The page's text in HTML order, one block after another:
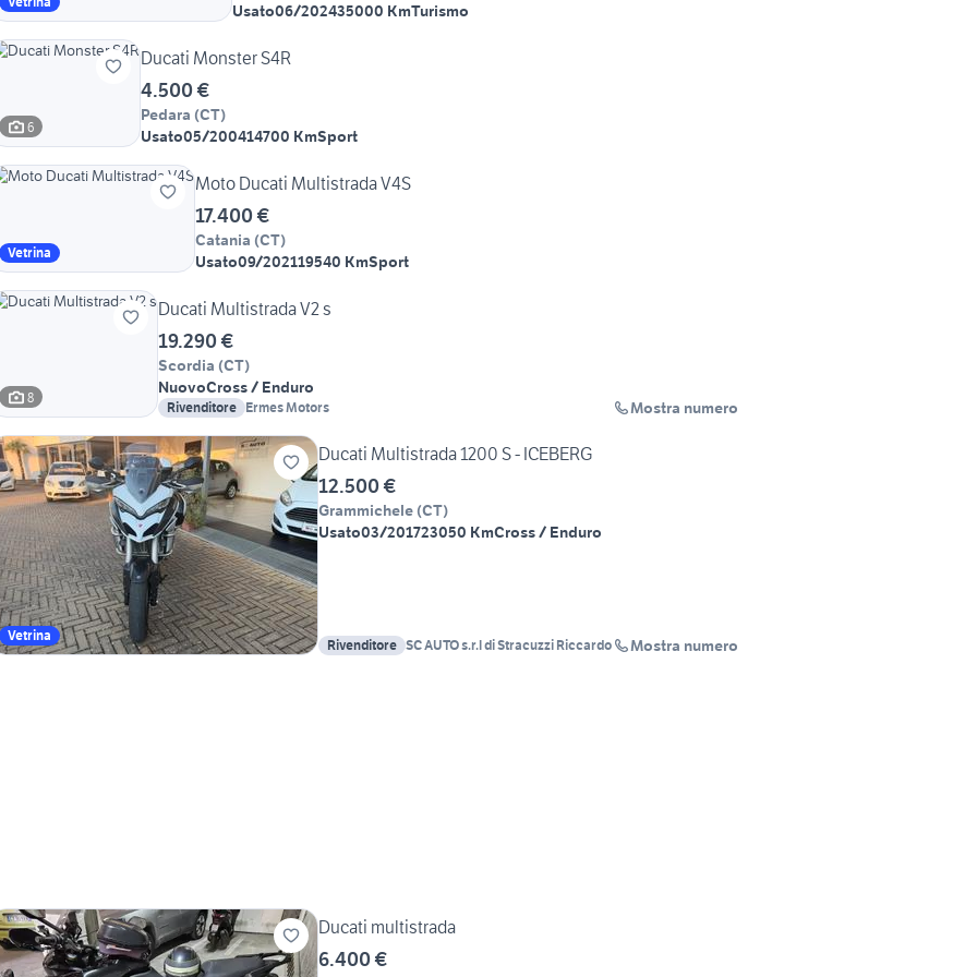
Usato06/202435000 KmTurismo
6
Ducati Monster S4R
4.500 €
Pedara (CT)
Usato05/200414700 KmSport
Vetrina
Moto Ducati Multistrada V4S
17.400 €
Catania (CT)
Usato09/202119540 KmSport
8
Ducati Multistrada V2 s
19.290 €
Scordia (CT)
NuovoCross / Enduro
Rivenditore Ermes Motors Mostra numero
Vetrina
Ducati Multistrada 1200 S - ICEBERG
12.500 €
Grammichele (CT)
Usato03/201723050 KmCross / Enduro
Rivenditore SC AUTO s.r.l di Stracuzzi Riccardo Mostra numero
Ducati multistrada
6.400 €